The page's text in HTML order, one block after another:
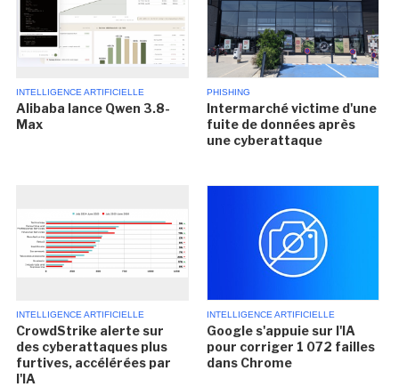
INTELLIGENCE ARTIFICIELLE
Alibaba lance Qwen 3.8-
Max
PHISHING
Intermarché victime d'une
fuite de données après
une cyberattaque
INTELLIGENCE ARTIFICIELLE
CrowdStrike alerte sur
des cyberattaques plus
furtives, accélérées par
l'IA
INTELLIGENCE ARTIFICIELLE
Google s'appuie sur l'IA
pour corriger 1 072 failles
dans Chrome